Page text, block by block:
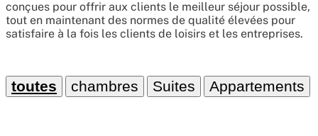
conçues pour offrir aux clients le meilleur séjour possible,
tout en maintenant des normes de qualité élevées pour
satisfaire à la fois les clients de loisirs et les entreprises.
toutes chambres Suites Appartements